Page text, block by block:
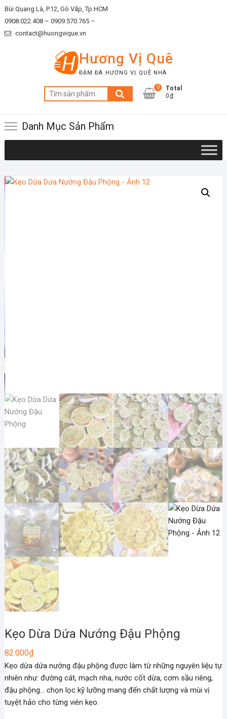
Skip
to
content
Bùi Quang Là, P.12, Gò Vấp, Tp.HCM
0908.022.408 – 0909.570.765 –
contact@huongvique.vn
Hương Vị Quê
ĐẬM ĐÀ HƯƠNG VỊ QUÊ NHÀ
Tìm
kiếm:
0
Total
0₫
Danh Mục Sản Phẩm
Kẹo Dừa Dứa Nướng Đậu Phộng
82.000₫
Kẹo dừa dứa nướng đậu phộng được làm từ những nguyên liệu tự
nhiên như: đường cát, mạch nha, nước cốt dừa, cơm sầu riêng,
đậu phộng… chọn lọc kỹ lưỡng mang đến chất lượng và mùi vị
tuyệt hảo cho từng viên kẹo.